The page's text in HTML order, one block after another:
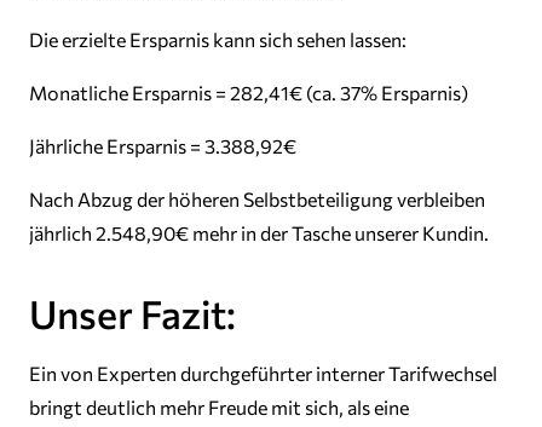
Die erzielte Ersparnis kann sich sehen lassen:
Monatliche Ersparnis = 282,41€ (ca. 37% Ersparnis)
Jährliche Ersparnis = 3.388,92€
Nach Abzug der höheren Selbstbeteiligung verbleiben
jährlich 2.548,90€ mehr in der Tasche unserer Kundin.
Unser Fazit:
Ein von Experten durchgeführter interner Tarifwechsel
bringt deutlich mehr Freude mit sich, als eine